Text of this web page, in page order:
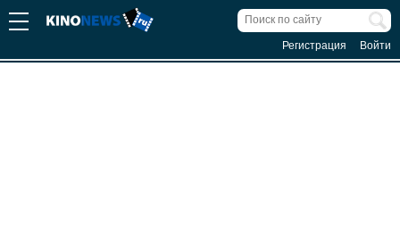
Регистрация Войти